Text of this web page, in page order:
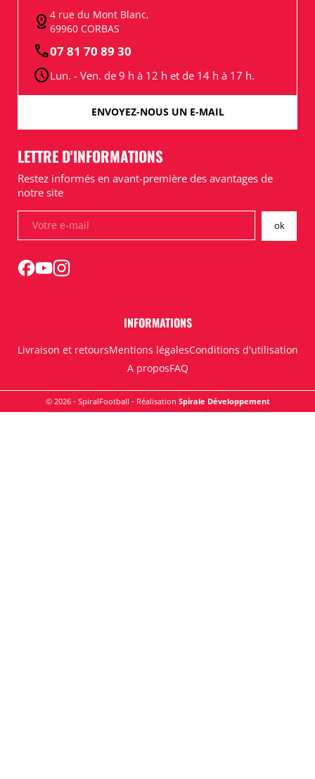
distance 4 rue du Mont Blanc,
69960 CORBAS
call07 81 70 89 30
scheduleLun. - Ven. de 9 h à 12 h et de 14 h à 17 h.
ENVOYEZ-NOUS UN E-MAIL
INFORMATIONS
Livraison et retoursMentions légalesConditions d'utilisation
A proposFAQ
LETTRE D'INFORMATIONS
Restez informés en avant-première des avantages de
notre site
© 2026 - SpiralFootball - Réalisation Spirale Développement